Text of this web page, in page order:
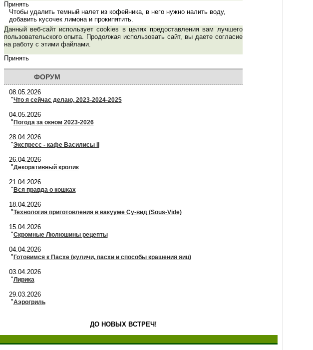
Принять
Чтобы удалить темный налет из кофейника, в него нужно налить воду,
добавить кусочек лимона и прокипятить.
Данный веб-сайт использует cookies в целях предоставления вам лучшего
пользовательского опыта. Продолжая использовать сайт, вы даете согласие
на работу с этими файлами.
Принять
ФОРУМ
08.05.2026
"Что я сейчас делаю, 2023-2024-2025
04.05.2026
" Погода за окном 2023-2026
28.04.2026
"Экспресс - кафе Василисы II
26.04.2026
"Декоративный кролик
21.04.2026
" Вся правда о кошках
18.04.2026
"Технология приготовления в вакууме Су-вид (Sous-Vide)
15.04.2026
"Скромные Люлюшины рецепты
04.04.2026
" Готовимся к Пасхе (куличи, пасхи и способы крашения яиц)
03.04.2026
"Лирика
29.03.2026
"Аэрогриль
ДО НОВЫХ ВСТРЕЧ!